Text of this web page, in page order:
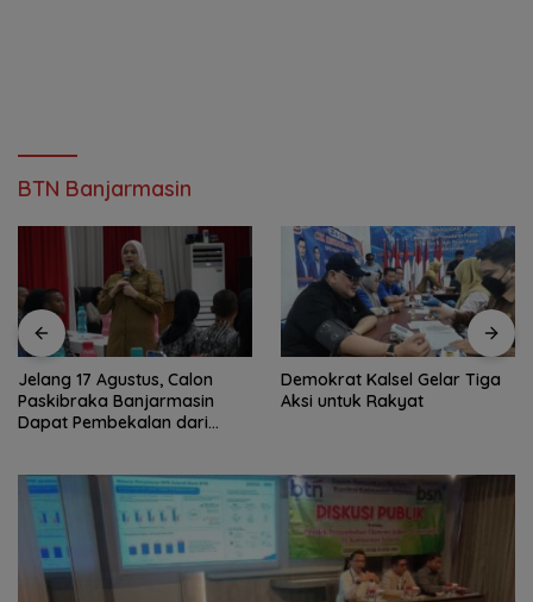
BTN Banjarmasin
Jelang 17 Agustus, Calon
Paskibraka Banjarmasin
Dapat Pembekalan dari
Demokrat Kalsel Gelar Tiga
Aksi untuk Rakyat